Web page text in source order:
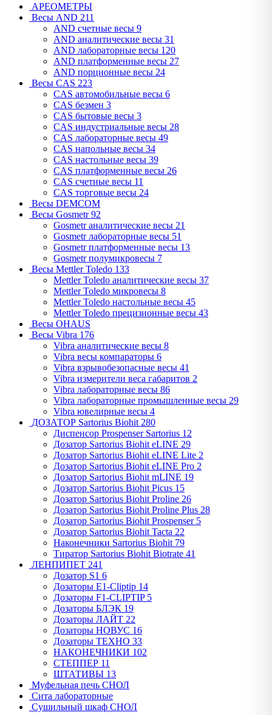
АРЕОМЕТРЫ
Весы AND 211
AND cчетные весы 9
AND аналитические весы 31
AND лабораторные весы 120
AND платформенные весы 27
AND порционные весы 24
Весы CAS 223
CAS автомобильные весы 6
CAS безмен 3
CAS бытовые весы 3
CAS индустриальные весы 28
CAS лабораторные весы 49
CAS напольные весы 34
CAS настольные весы 39
CAS платформенные весы 26
CAS счетные весы 11
CAS торговые весы 24
Весы DEMCOM
Весы Gosmetr92
Gosmetr аналитические весы 21
Gosmetr лабораторные весы 51
Gosmetr платформенные весы 13
Gosmetr полумикровесы 7
Весы Mettler Toledo 133
Mettler Toledo аналитические весы 37
Mettler Toledo микровесы 8
Mettler Toledo настольные весы 45
Mettler Toledo прецизионные весы 43
Весы OHAUS
Весы Vibra 176
Vibra аналитические весы 8
Vibra весы компараторы 6
Vibra взрывобезопасные весы 41
Vibra измерители веса габаритов 2
Vibra лабораторные весы 86
Vibra лабораторные промышленные весы 29
Vibra ювелирные весы 4
ДОЗАТОР Sartorius Biohit 280
Диспенсор Prospenser Sartorius 12
Дозатор Sartorius Biohit eLINE 29
Дозатор Sartorius Biohit eLINE Lite 2
Дозатор Sartorius Biohit eLINE Pro 2
Дозатор Sartorius Biohit mLINE 19
Дозатор Sartorius Biohit Picus 15
Дозатор Sartorius Biohit Proline 26
Дозатор Sartorius Biohit Proline Plus 28
Дозатор Sartorius Biohit Prospenser 5
Дозатор Sartorius Biohit Tacta 22
Наконечники Sartorius Biohit 79
Тиратор Sartorius Biohit Biotrate 41
ЛЕНПИПЕТ 241
Дозатор S1 6
Дозаторы E1-Cliptip 14
Дозаторы F1-CLIPTIP 5
Дозаторы БЛЭК 19
Дозаторы ЛАЙТ 22
Дозаторы НОВУС 16
Дозаторы ТЕХНО 33
НАКОНЕЧНИКИ 102
СТЕППЕР 11
ШТАТИВЫ 13
Муфельная печь СНОЛ
Сита лабораторные
Сушильный шкаф СНОЛ